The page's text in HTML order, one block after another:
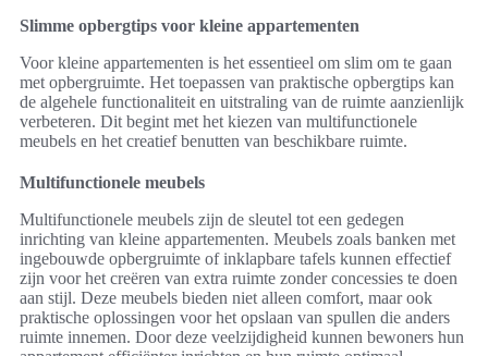
Slimme opbergtips voor kleine appartementen
Voor kleine appartementen is het essentieel om slim om te gaan
met opbergruimte. Het toepassen van praktische opbergtips kan
de algehele functionaliteit en uitstraling van de ruimte aanzienlijk
verbeteren. Dit begint met het kiezen van multifunctionele
meubels en het creatief benutten van beschikbare ruimte.
Multifunctionele meubels
Multifunctionele meubels zijn de sleutel tot een gedegen
inrichting van kleine appartementen. Meubels zoals banken met
ingebouwde opbergruimte of inklapbare tafels kunnen effectief
zijn voor het creëren van extra ruimte zonder concessies te doen
aan stijl. Deze meubels bieden niet alleen comfort, maar ook
praktische oplossingen voor het opslaan van spullen die anders
ruimte innemen. Door deze veelzijdigheid kunnen bewoners hun